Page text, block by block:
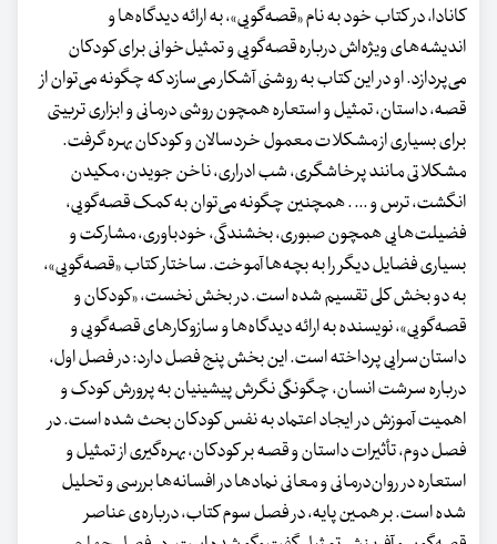
کانادا، در کتاب خود به نام «قصه‌گویی»، به ارائه دیدگاه‌ها و
اندیشه‌های ویژه‌اش درباره قصه‌‌گویی و تمثیل‌خوانی برای کودکان
می‌پردازد. او در این کتاب به روشنی آشکار می‌سازد که چگونه می‌توان از
قصه، داستان، تمثیل و استعاره همچون روشی درمانی و ابزاری تربیتی
برای بسیاری از مشکلات معمول خردسالان و کودکان بهره گرفت.
مشکلاتی مانند پرخاشگری، شب ادراری، ناخن جویدن، مکیدن
انگشت، ترس و ... . همچنین چگونه می‌توان به کمک قصه‌گویی،
فضیلت‌هایی همچون صبوری، بخشندگی، خودباوری، مشارکت و
بسیاری فضایل دیگر را به بچه‌ها آموخت. ساختار کتاب «قصه‌گویی»،
به دو بخش کلی تقسیم شده است. در بخش نخست، «کودکان و
قصه‌گویی»، نویسنده به ارائه دیدگاه‌ها و سازوکارهای قصه‌گویی و
داستان‌سرایی ‌پرداخته است. این بخش پنج فصل دارد: در فصل اول،
درباره سرشت انسان، چگونگی نگرش پیشینیان به پرورش کودک و
اهمیت آموزش در ایجاد اعتماد به نفس کودکان بحث شده است. در
فصل دوم، تأثیرات داستان و قصه بر کودکان، بهره‌گیری از تمثیل و
استعاره در روان‌درمانی و معانی نمادها در افسانه‌ها بررسی و تحلیل
شده است. بر همین پایه، در فصل سوم کتاب، درباره‌ی عناصر